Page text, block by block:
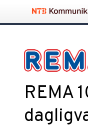
REMA